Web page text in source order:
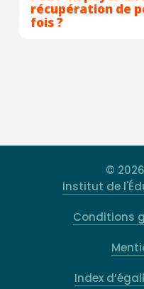
récupération de
fois ?
©
Institut de
Conditions
Index